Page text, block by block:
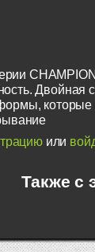
Двойная
или
Также с